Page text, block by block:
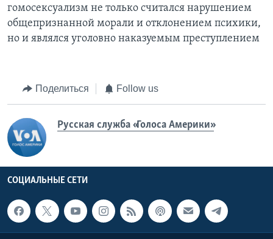
гомосексуализм не только считался нарушением
общепризнанной морали и отклонением психики,
но и являлся уголовно наказуемым преступлением
Поделиться Follow us
Русская служба «Голоса Америки»
СОЦИАЛЬНЫЕ СЕТИ